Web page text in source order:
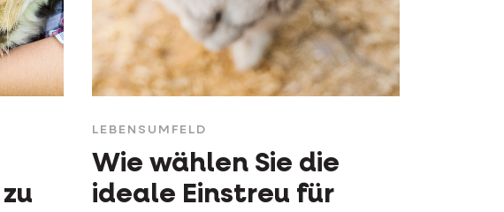
LEBENSUMFELD
Wie wählen Sie die
ideale Einstreu für